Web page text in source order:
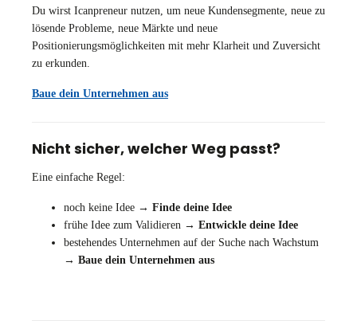
Du wirst Icanpreneur nutzen, um neue Kundensegmente, neue zu
lösende Probleme, neue Märkte und neue
Positionierungsmöglichkeiten mit mehr Klarheit und Zuversicht
zu erkunden.
Baue dein Unternehmen aus
Nicht sicher, welcher Weg passt?
Eine einfache Regel:
noch keine Idee → Finde deine Idee
frühe Idee zum Validieren → Entwickle deine Idee
bestehendes Unternehmen auf der Suche nach Wachstum
→ Baue dein Unternehmen aus